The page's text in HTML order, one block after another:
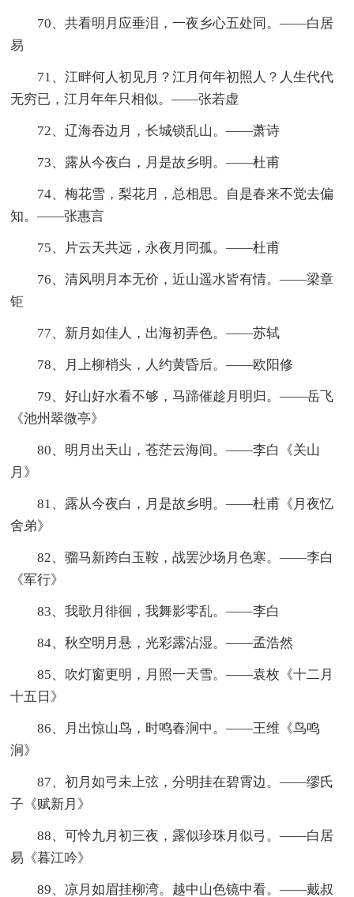
70、共看明月应垂泪，一夜乡心五处同。——白居
易
71、江畔何人初见月？江月何年初照人？人生代代
无穷已，江月年年只相似。——张若虚
72、辽海吞边月，长城锁乱山。——萧诗
73、露从今夜白，月是故乡明。——杜甫
74、梅花雪，梨花月，总相思。自是春来不觉去偏
知。——张惠言
75、片云天共远，永夜月同孤。——杜甫
76、清风明月本无价，近山遥水皆有情。——梁章
钜
77、新月如佳人，出海初弄色。——苏轼
78、月上柳梢头，人约黄昏后。——欧阳修
79、好山好水看不够，马蹄催趁月明归。——岳飞
《池州翠微亭》
80、明月出天山，苍茫云海间。——李白《关山
月》
81、露从今夜白，月是故乡明。——杜甫《月夜忆
舍弟》
82、骝马新跨白玉鞍，战罢沙场月色寒。——李白
《军行》
83、我歌月徘徊，我舞影零乱。——李白
84、秋空明月悬，光彩露沾湿。——孟浩然
85、吹灯窗更明，月照一天雪。——袁枚《十二月
十五日》
86、月出惊山鸟，时鸣春涧中。——王维《鸟鸣
涧》
87、初月如弓未上弦，分明挂在碧霄边。——缪氏
子《赋新月》
88、可怜九月初三夜，露似珍珠月似弓。——白居
易《暮江吟》
89、凉月如眉挂柳湾。越中山色镜中看。——戴叔